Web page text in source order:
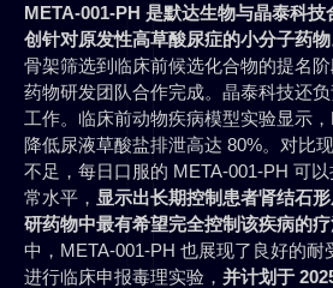
META-001-PH 是默达生物与晶泰科
创针对原发性高草酸尿症的小分子药物
⻣架筛选到临床前候选化合物的提名
药物研发团队合作完成。晶泰科技还
⼯作。临床前动物疾病模型实验显示
降低尿液草酸盐排泄高达 80%。对比
不足，每日口服的 META-001-PH 可
常水平， 显示出长期控制患者肾结石
研药物中最有希望完全控制该疾病的
中，META-001-PH 也展现了良好的耐
进行临床申报毒理实验， 并计划于